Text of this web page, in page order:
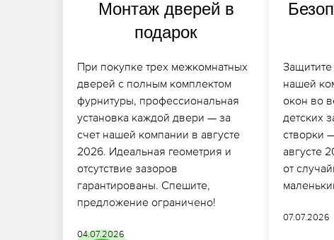
Монтаж дверей в
подарок
При покупке трех межкомнатных
дверей с полным комплектом
фурнитуры, профессиональная
установка каждой двери — за
счет нашей компании в августе
2026. Идеальная геометрия и
отсутствие зазоров
гарантированы. Спешите,
предложение ограничено!
04.07.2026
нашей
окон во
детских
створки
августе
от
07.07.2026